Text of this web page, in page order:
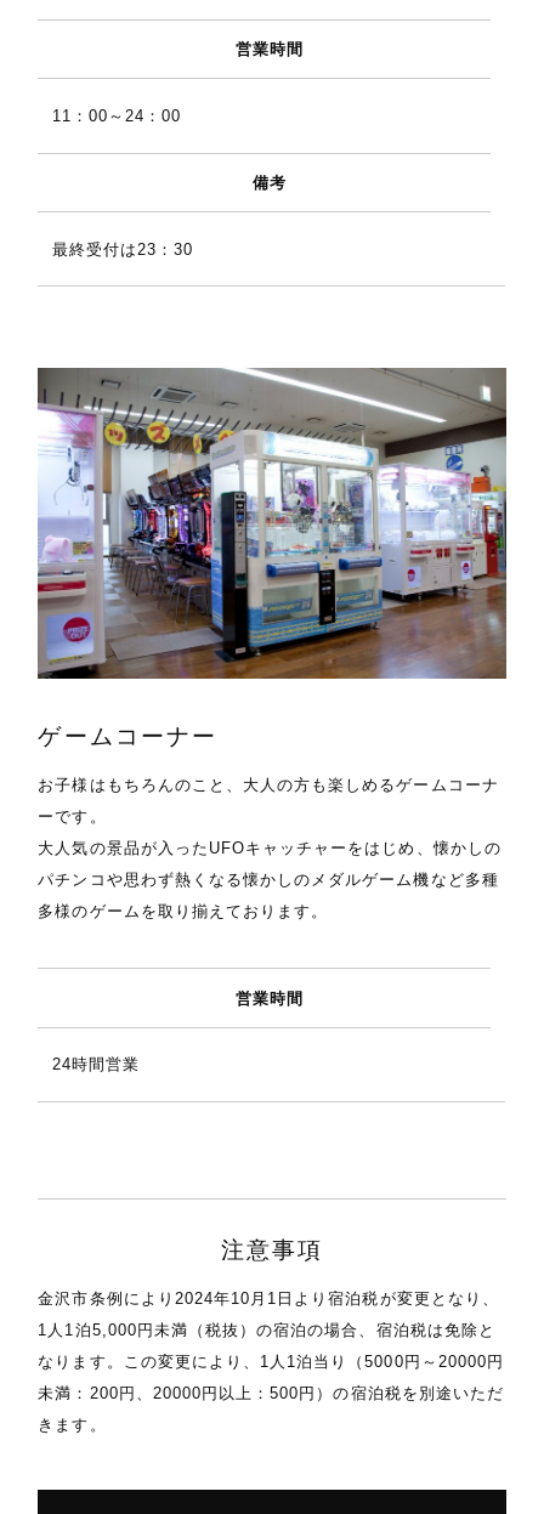
営業時間
11：00～24：00
備考
最終受付は23：30
ゲームコーナー
お子様はもちろんのこと、大人の方も楽しめるゲームコーナ
ーです。
大人気の景品が入ったUFOキャッチャーをはじめ、懐かしの
パチンコや思わず熱くなる懐かしのメダルゲーム機など多種
多様のゲームを取り揃えております。
営業時間
24時間営業
注意事項
金沢市条例により2024年10月1日より宿泊税が変更となり、
1人1泊5,000円未満（税抜）の宿泊の場合、宿泊税は免除と
なります。この変更により、1人1泊当り（5000円～20000円
未満：200円、20000円以上：500円）の宿泊税を別途いただ
きます。